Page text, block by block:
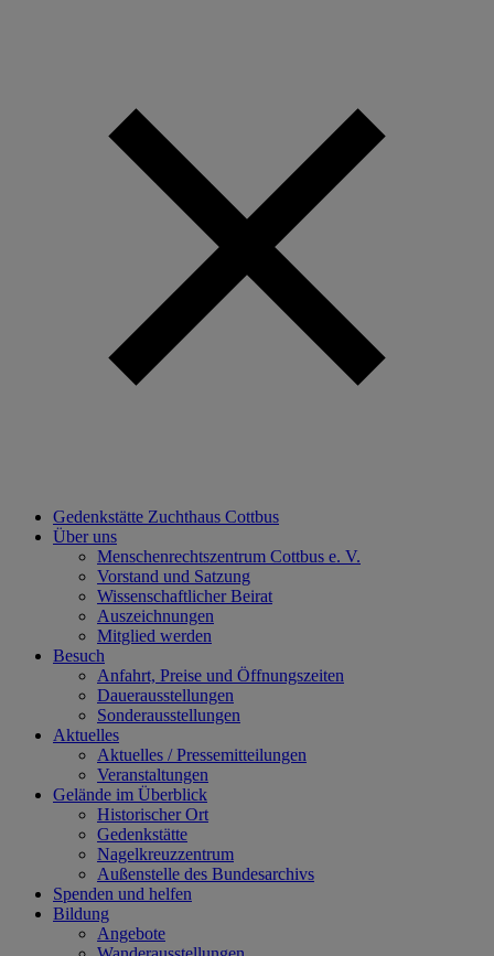
Gedenkstätte Zuchthaus Cottbus
Über uns
Menschenrechtszentrum Cottbus e. V.
Vorstand und Satzung
Wissenschaftlicher Beirat
Auszeichnungen
Mitglied werden
Besuch
Anfahrt, Preise und Öffnungszeiten
Dauerausstellungen
Sonderausstellungen
Aktuelles
Aktuelles / Pressemitteilungen
Veranstaltungen
Gelände im Überblick
Historischer Ort
Gedenkstätte
Nagelkreuzzentrum
Außenstelle des Bundesarchivs
Spenden und helfen
Bildung
Angebote